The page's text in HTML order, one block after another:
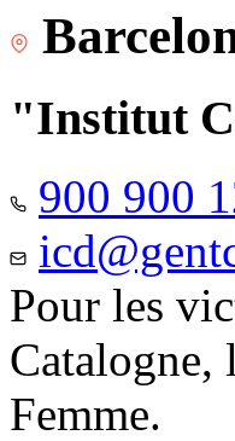
"Institut
900 900
Pour les
Catalogne,
Femme.